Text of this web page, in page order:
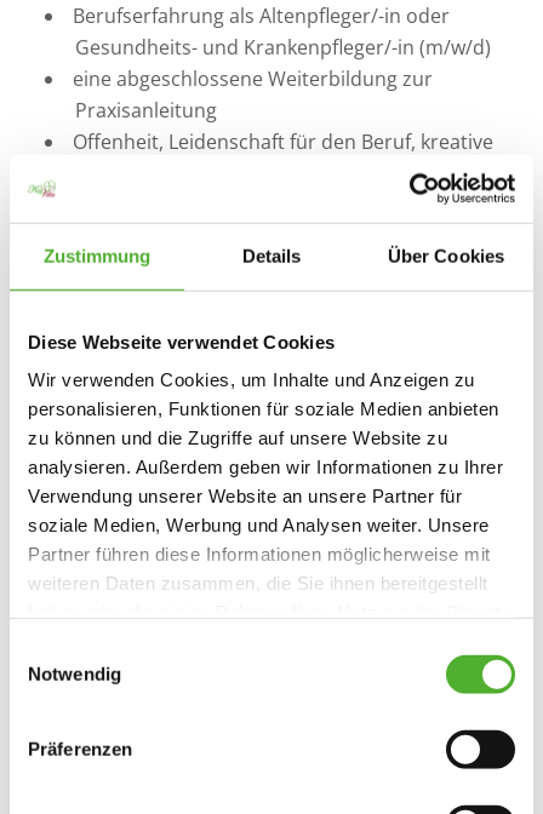
Zustimmung Details Über Cookies
Diese Webseite verwendet Cookies
Wir verwenden Cookies, um Inhalte und Anzeigen zu
personalisieren, Funktionen für soziale Medien anbieten
zu können und die Zugriffe auf unsere Website zu
analysieren. Außerdem geben wir Informationen zu Ihrer
Verwendung unserer Website an unsere Partner für
soziale Medien, Werbung und Analysen weiter. Unsere
Partner führen diese Informationen möglicherweise mit
weiteren Daten zusammen, die Sie ihnen bereitgestellt
Cookies, wenn Sie unsere Webseite weiterhin nutzen.
Notwendig
Präferenzen
Berufserfahrung als Altenpfleger/-in oder
Gesundheits- und Krankenpfleger/-in (m/w/d)
eine abgeschlossene Weiterbildung zur
Praxisanleitung
Offenheit, Leidenschaft für den Beruf, kreative
Denkweisen sowie eine hohe fachliche und
pädagogisches Geschick
Sensibilität, Einfühlungs- und
Durchsetzungsvermögen gegenüber unseren
ein kommunikationsfreudiges und
sympathisches Auftreten
Lust, mit Ihren Ideen und Ihrem Fachwissen die
Einrichtung mitzugestalten
Bewerbungsformular
Allgemeines *Pflichtfelder
Stellenart